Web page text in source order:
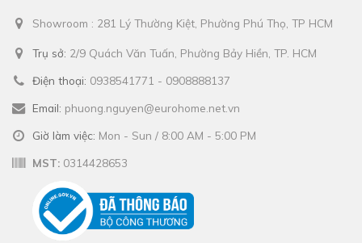
Showroom : 281 Lý Thường Kiệt, Phường Phú Thọ, TP HCM
Trụ sở: 2/9 Quách Văn Tuấn, Phường Bảy Hiền, TP. HCM
Điện thoại: 0938541771 - 0908888137
Email: phuong.nguyen@eurohome.net.vn
Giờ làm việc: Mon - Sun / 8:00 AM - 5:00 PM
MST: 0314428653